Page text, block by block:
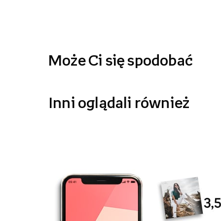
Może Ci się spodobać
Inni oglądali również